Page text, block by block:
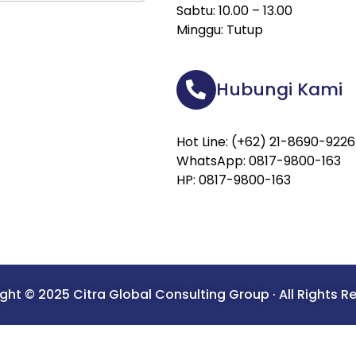
Sabtu: 10.00 – 13.00
Minggu: Tutup
Hubungi Kami
Hot Line: (+62) 21-8690-9226
WhatsApp: 0817-9800-163
HP: 0817-9800-163
© 2025 Citra Global Consulting Group · All Rights